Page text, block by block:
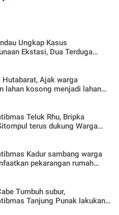
Ungkap Kasus
Ekstasi, Dua Terduga
Program P4GN
Hutabarat, Ajak warga
lahan kosong menjadi lahan
Nenas
Teluk Rhu, Bripka
terus dukung Warga
pekarangan Rumah
Kadur sambang warga
pekarangan rumah
lokasi pertanian bergizi
Tumbuh subur,
Tanjung Punak lakukan
Petani